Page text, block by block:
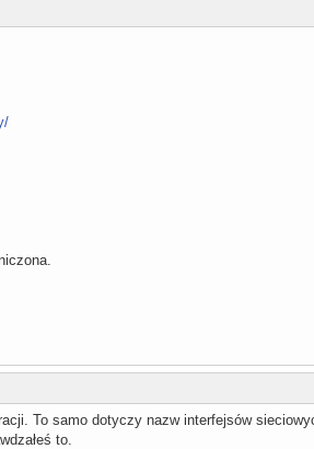
To samo dotyczy nazw interfejsów
to.